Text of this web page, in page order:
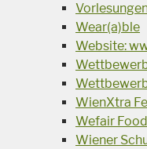
Wear(a)ble
Website:
WienXtra
Wefair
Wiener